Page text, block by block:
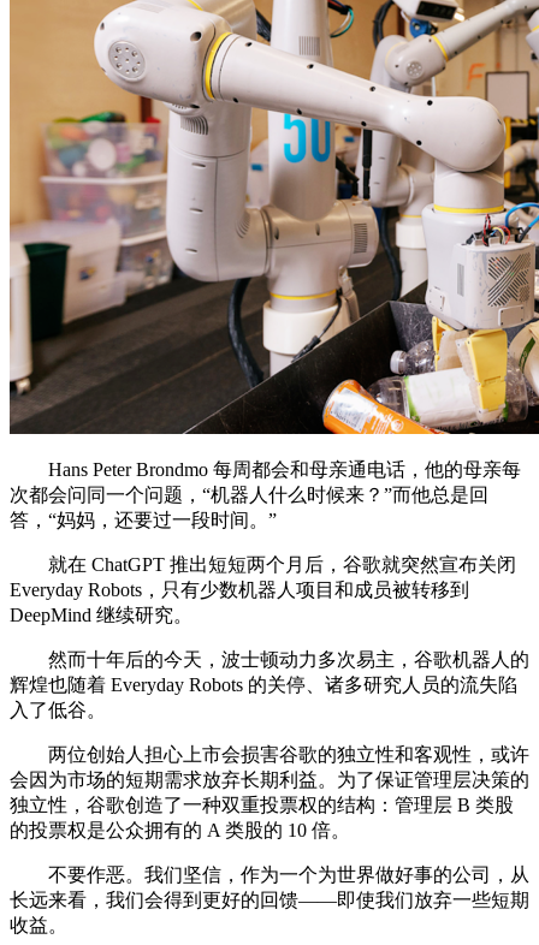
Hans Peter Brondmo 每周都会和母亲通电话，他的母亲每
次都会问同一个问题，“机器人什么时候来？”而他总是回
答，“妈妈，还要过一段时间。”
就在 ChatGPT 推出短短两个月后，谷歌就突然宣布关闭
Everyday Robots，只有少数机器人项目和成员被转移到
DeepMind 继续研究。
然而十年后的今天，波士顿动力多次易主，谷歌机器人的
辉煌也随着 Everyday Robots 的关停、诸多研究人员的流失陷
入了低谷。
两位创始人担心上市会损害谷歌的独立性和客观性，或许
会因为市场的短期需求放弃长期利益。为了保证管理层决策的
独立性，谷歌创造了一种双重投票权的结构：管理层 B 类股
的投票权是公众拥有的 A 类股的 10 倍。
不要作恶。我们坚信，作为一个为世界做好事的公司，从
长远来看，我们会得到更好的回馈——即使我们放弃一些短期
收益。